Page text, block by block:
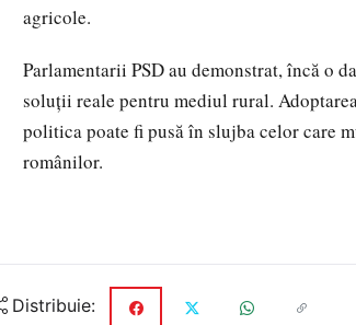
agricole.
Parlamentarii PSD au demonstrat, încă o
soluții reale pentru mediul rural.
politica poate fi pusă în slujba celor care
românilor.
Distribuie: